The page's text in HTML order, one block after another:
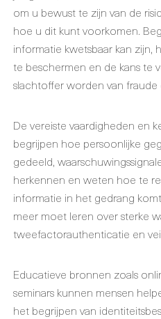
om u bewust te zijn van de
hoe u dit kunt voorkomen.
informatie kwetsbaar kan
te beschermen en de kans te
slachtoffer worden van fraude
De vereiste vaardigheden en
begrijpen hoe persoonlijke
gedeeld,
herkennen en weten hoe te
informatie in het gedrang
meer moet leren over sterke
tweefactorauthenticatie en
Educatieve bronnen zoals
seminars kunnen mensen
het begrijpen van